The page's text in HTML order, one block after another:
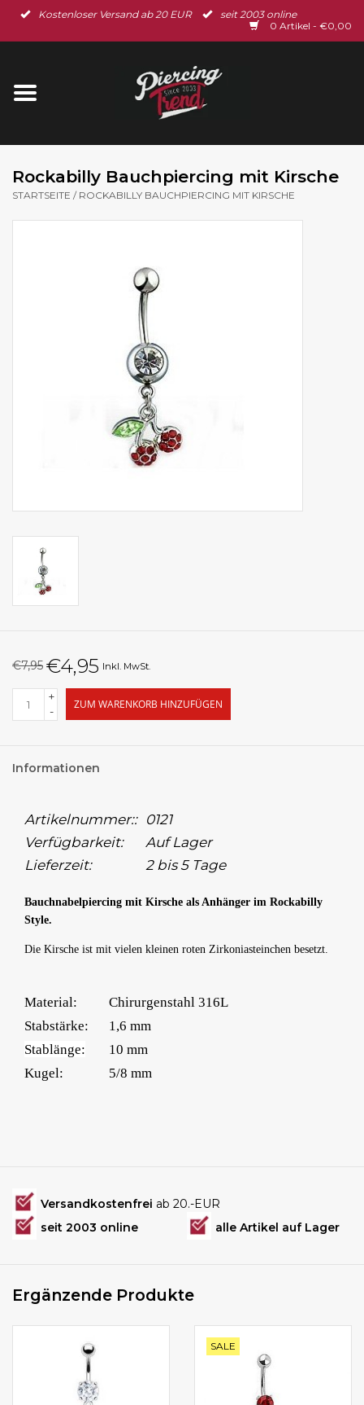
Kostenloser Versand ab 20 EUR
seit 2003 online
0 Artikel - €0,00
Startseite
Ohrschmuck
Rockabilly Bauchpiercing mit Kirsche
STARTSEITE / ROCKABILLY BAUCHPIERCING MIT KIRSCHE
€7,95 €4,95 Inkl. MwSt.
+
-
ZUM WARENKORB HINZUFÜGEN
Informationen
Artikelnummer:: 0121
Verfügbarkeit:
Auf Lager
Lieferzeit:
2 bis 5 Tage
Bauchnabelpiercing mit Kirsche als Anhänger im Rockabilly
Style.
Die Kirsche ist mit vielen kleinen roten Zirkoniasteinchen besetzt.
Material:
Chirurgenstahl 316L
Stabstärke:
1,6 mm
Stablänge:
10 mm
Kugel:
5/8 mm
Versandkostenfrei ab 20.-EUR
seit 2003 online
alle Artikel auf Lager
Ergänzende Produkte
SALE